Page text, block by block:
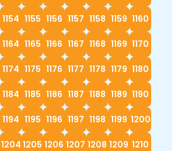
1154 1155 1156 1157 1158 1159 1160
1164 1165 1166 1167 1168 1169 1170
1174 1175 1176 1177 1178 1179 1180
1184 1185 1186 1187 1188 1189 1190
1194 1195 1196 1197 1198 1199 1200
1204 1205 1206 1207 1208 1209 1210